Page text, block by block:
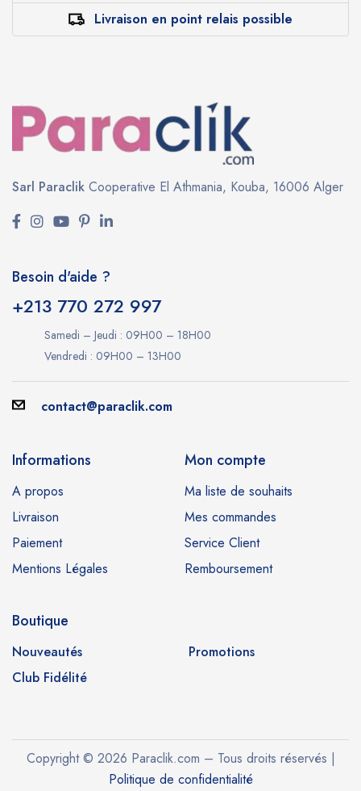
Livraison en point relais possible
Sarl Paraclik Cooperative El Athmania, Kouba, 16006 Alger
Besoin d'aide ?
+213 770 272 997
Samedi – Jeudi : 09H00 – 18H00
Vendredi : 09H00 – 13H00
contact@paraclik.com
Informations
A propos
Livraison
Paiement
Mentions Légales
Mon compte
Ma liste de souhaits
Mes commandes
Service Client
Remboursement
Boutique
Nouveautés
Promotions
Club Fidélité
Copyright © 2026 Paraclik.com – Tous droits réservés |
Politique de confidentialité